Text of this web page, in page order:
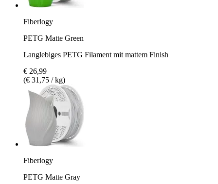
Fiberlogy
PETG Matte Green
Langlebiges PETG Filament mit mattem Finish
€ 26,99
(€ 31,75 / kg)
Fiberlogy
PETG Matte Gray